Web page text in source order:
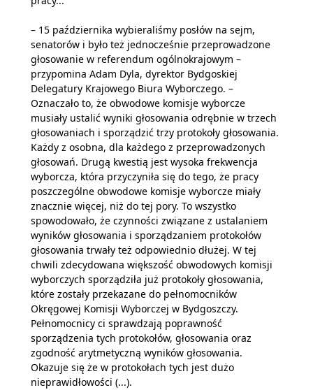
– 15 października wybieraliśmy posłów na sejm,
senatorów i było też jednocześnie przeprowadzone
głosowanie w referendum ogólnokrajowym –
przypomina Adam Dyla, dyrektor Bydgoskiej
Delegatury Krajowego Biura Wyborczego. –
Oznaczało to, że obwodowe komisje wyborcze
musiały ustalić wyniki głosowania odrębnie w trzech
głosowaniach i sporządzić trzy protokoły głosowania.
Każdy z osobna, dla każdego z przeprowadzonych
głosowań. Drugą kwestią jest wysoka frekwencja
wyborcza, która przyczyniła się do tego, że pracy
poszczególne obwodowe komisje wyborcze miały
znacznie więcej, niż do tej pory. To wszystko
spowodowało, że czynności związane z ustalaniem
wyników głosowania i sporządzaniem protokołów
głosowania trwały też odpowiednio dłużej. W tej
chwili zdecydowana większość obwodowych komisji
wyborczych sporządziła już protokoły głosowania,
które zostały przekazane do pełnomocników
Okręgowej Komisji Wyborczej w Bydgoszczy.
Pełnomocnicy ci sprawdzają poprawność
sporządzenia tych protokołów, głosowania oraz
zgodność arytmetyczną wyników głosowania.
Okazuje się że w protokołach tych jest dużo
nieprawidłowości (...).